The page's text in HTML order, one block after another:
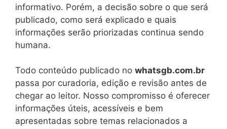
informativo. Porém, a decisão sobre o que será
publicado, como será explicado e quais
informações serão priorizadas continua sendo
humana.
Todo conteúdo publicado no whatsgb.com.br
passa por curadoria, edição e revisão antes de
chegar ao leitor. Nosso compromisso é oferecer
informações úteis, acessíveis e bem
apresentadas sobre temas relacionados a